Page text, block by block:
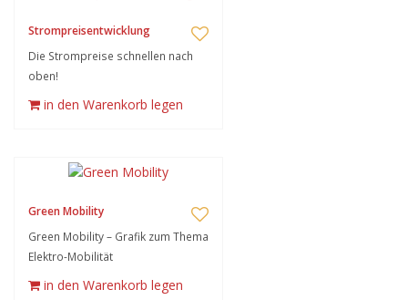
Strompreisentwicklung
Die Strompreise schnellen nach
oben!
in den Warenkorb legen
Green Mobility
Green Mobility – Grafik zum Thema
Elektro-Mobilität
in den Warenkorb legen